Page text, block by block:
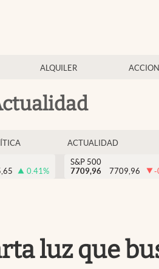
ALQUILER
ACTUALIDAD
0.41%
S&P 500
7709,96
7709,96 -
luz que